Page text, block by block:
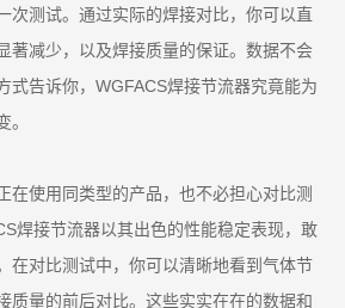
次测试。通过实际的焊接对比，你可以直
著减少，以及焊接质量的保证。数据不会
式告诉你，WGFACS焊接节流器究竟能为
。
在使用同类型的产品，也不必担心对比测
焊接节流器以其出色的性能稳定表现，敢
在对比测试中，你可以清晰地看到气体节
质量的前后对比。这些实实在在的数据和